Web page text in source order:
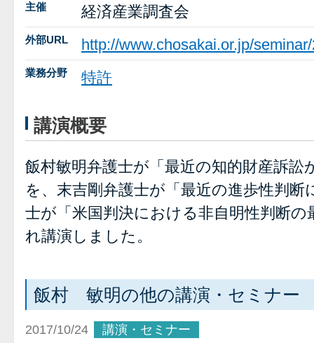
主催 経済産業調査会
外部URL http://www.chosakai.or.jp/
業務分野 特許
講演概要
飯村敏明弁護士が「最近の知的財産訴訟
を、末吉剛弁護士が「最近の進歩性判
士が「米国判決における非自明性判断
れ講演しました。
飯村 敏明の他の講演・セミナー
2017/10/24 講演・セミナー